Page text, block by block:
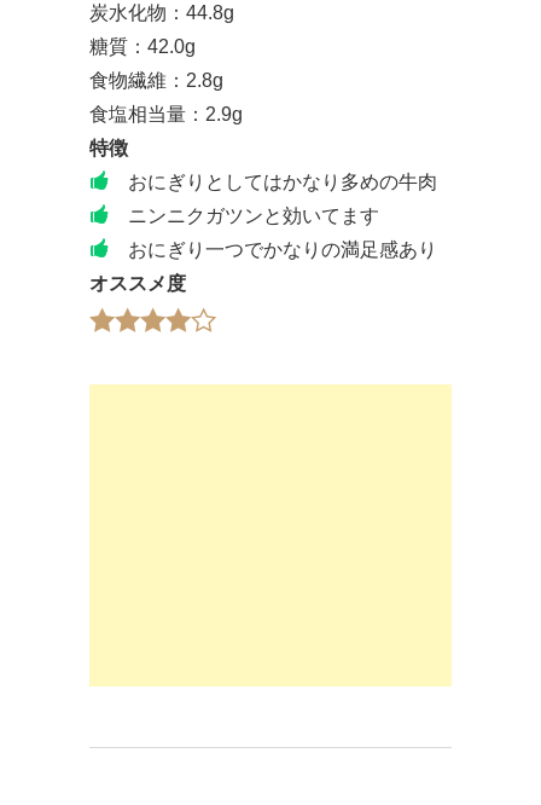
炭水化物：44.8g
糖質：42.0g
食物繊維：2.8g
食塩相当量：2.9g
特徴
おにぎりとしてはかなり多めの牛肉
ニンニクガツンと効いてます
おにぎり一つでかなりの満足感あり
オススメ度